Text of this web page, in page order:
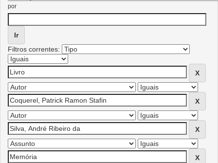
por
Filtros correntes: